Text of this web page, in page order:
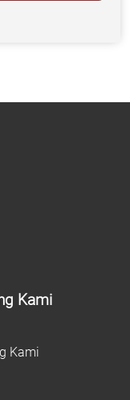
Kami
Kami